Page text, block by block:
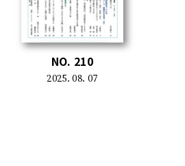
NO. 210
2025. 08. 07